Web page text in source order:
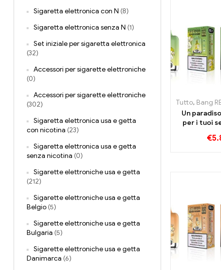
Tutto, Bang
Un
per i tuoi
Fruit Bang
€
Sigaretta elettronica con N (8)
Sigaretta elettronica senza N (1)
Set iniziale per sigaretta elettronica
(32)
Accessori per sigarette elettroniche
(0)
Accessori per sigarette elettroniche
(302)
Sigaretta elettronica usa e getta
con nicotina (23)
Sigaretta elettronica usa e getta
senza nicotina (0)
Sigarette elettroniche usa e getta
(212)
Sigarette elettroniche usa e getta
Belgio (5)
Sigarette elettroniche usa e getta
Bulgaria (5)
Sigarette elettroniche usa e getta
Danimarca (6)